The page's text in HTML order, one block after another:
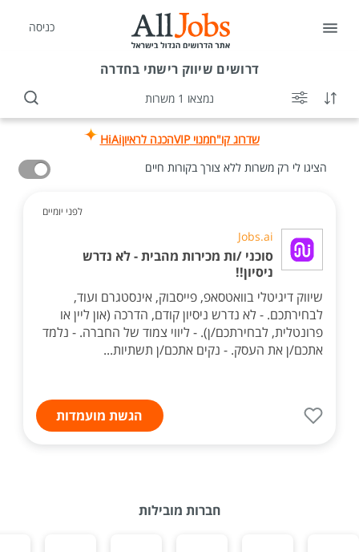
כניסה
דרושים שיווק רישתי בחדרה
נמצאו 1 משרות
שדרוג קו"חמנוי VIP הכנה לראיוןHiAi
הציגו לי רק משרות ללא צורך בקורות חיים
לפני יומיים
Jobs.ai
סוכני /ות מכירות מהבית - לא נדרש
ניסיון!!
שיווק דיגיטלי בוואטסאפ, פייסבוק, אינסטגרם ועוד,
לבחירתכם. - לא נדרש ניסיון קודם, הדרכה (און ליין או
פרונטלית, לבחירתכם/ן). - ליווי צמוד של החברה. - נלמד
אתכם/ן את העסק. - נקים אתכם/ן תשתיות...
הגשת מועמדות
חברות מובילות